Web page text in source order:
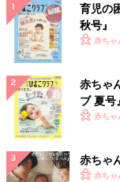
育児の
秋号』
いっぱ
赤ちゃ
赤ちゃ
ブ 夏号
く！ お
赤ちゃ
赤ちゃ
赤ちゃ